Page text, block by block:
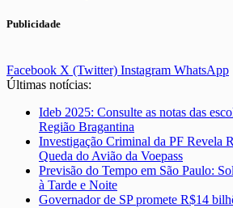
Publicidade
Facebook X (Twitter) Instagram WhatsApp
Últimas notícias:
Ideb 2025: Consulte as notas das
Região Bragantina
Investigação Criminal da PF Revela
Queda do Avião da Voepass
Previsão do Tempo em São Paulo:
à Tarde e Noite
Governador de SP promete R$14